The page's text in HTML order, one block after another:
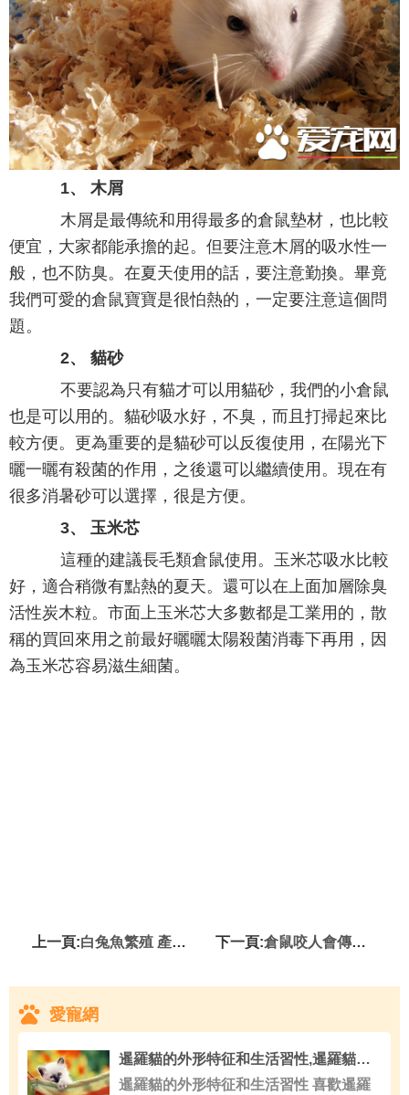
1、 木屑
木屑是最傳統和用得最多的倉鼠墊材，也比較
便宜，大家都能承擔的起。但要注意木屑的吸水性一
般，也不防臭。在夏天使用的話，要注意勤換。畢竟
我們可愛的倉鼠寶寶是很怕熱的，一定要注意這個問
題。
2、 貓砂
不要認為只有貓才可以用貓砂，我們的小倉鼠
也是可以用的。貓砂吸水好，不臭，而且打掃起來比
較方便。更為重要的是貓砂可以反復使用，在陽光下
曬一曬有殺菌的作用，之後還可以繼續使用。現在有
很多消暑砂可以選擇，很是方便。
3、 玉米芯
這種的建議長毛類倉鼠使用。玉米芯吸水比較
好，適合稍微有點熱的夏天。還可以在上面加層除臭
活性炭木粒。市面上玉米芯大多數都是工業用的，散
稱的買回來用之前最好曬曬太陽殺菌消毒下再用，因
為玉米芯容易滋生細菌。
上一頁:白兔魚繁殖 產卵時應將水質調為弱酸或中性 下一頁:倉鼠咬人會傳染鼠疫嗎 雖然也叫鼠但是是倉鼠科
愛寵網
暹羅貓的外形特征和生活習性,暹羅貓性格好嗎
暹羅貓的外形特征和生活習性 喜歡暹羅